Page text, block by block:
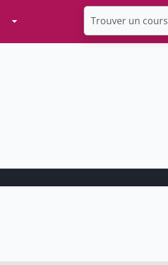
Toggle Dropdown